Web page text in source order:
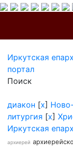
Иркутская
портал
Поиск
диакон [x]
литургия [x]
Иркутская
архиерей